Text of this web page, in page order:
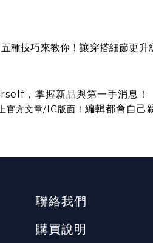
種技巧來教你！讓穿搭細節更升
，掌握新品與第一手消息！
官方文章/IG版面！ 編輯都會自己
聯絡我們
購買說明